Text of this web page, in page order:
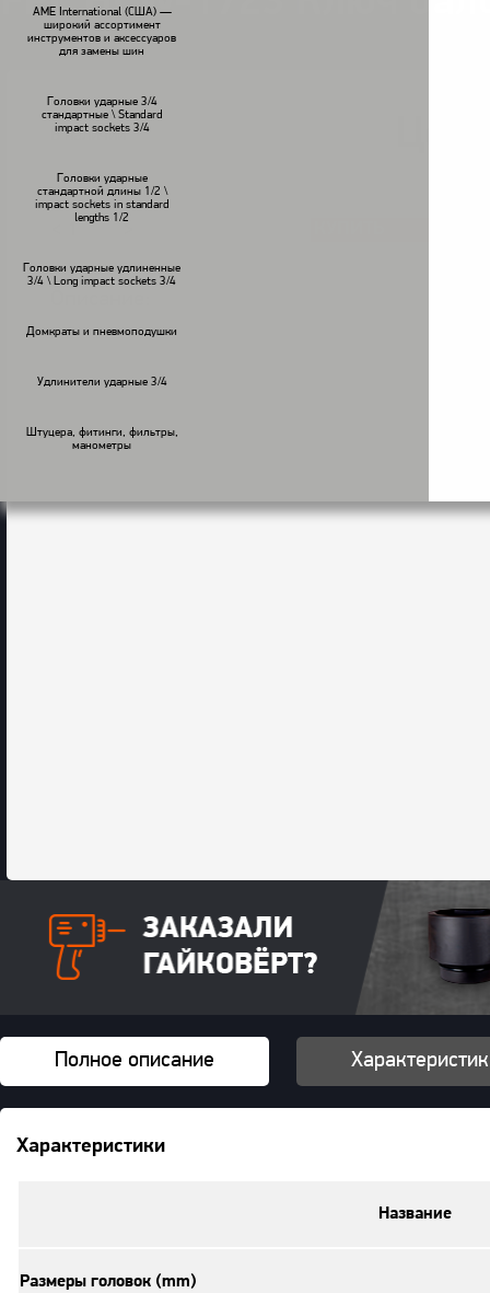
AME International (США) —
широкий ассортимент
инструментов и аксессуаров
для замены шин
Головки ударные 3/4
стандартные \ Standard
impact sockets 3/4
Головки ударные
стандартной длины 1/2 \
impact sockets in standard
lengths 1/2
Головки ударные удлиненные
3/4 \ Long impact sockets 3/4
Домкраты и пневмоподушки
Удлинители ударные 3/4
Штуцера, фитинги, фильтры,
манометры
В наличии
Полное описание
Характеристики
Название
Размеры головок (mm)